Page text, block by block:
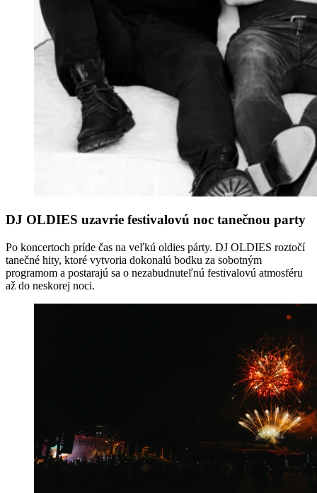
DJ OLDIES uzavrie festivalovú noc tanečnou party
Po koncertoch príde čas na veľkú oldies párty. DJ OLDIES roztočí
tanečné hity, ktoré vytvoria dokonalú bodku za sobotným
programom a postarajú sa o nezabudnuteľnú festivalovú atmosféru
až do neskorej noci.